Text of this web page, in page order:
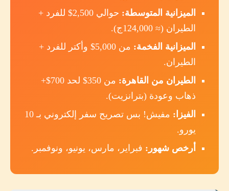
الميزانية المتوسطة:
حوالي 2,500$ للفرد +
الطيران (≈ 124,000ج).
الميزانية الفخمة:
من 5,000$ وأكتر للفرد +
الطيران.
الطيران من القاهرة:
من 350$ لحد 700$+
ذهاب وعودة (بترانزيت).
الفيزا:
مفيش! بس تصريح سفر إلكتروني بـ 10
يورو.
أرخص شهور: فبراير، مارس، يونيو، ونوفمبر.